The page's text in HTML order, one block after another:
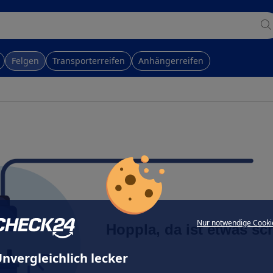
Nur notwendige
lecker
Felgen Transporterreifen Anhängerreifen
Hoppla, da ist etwas